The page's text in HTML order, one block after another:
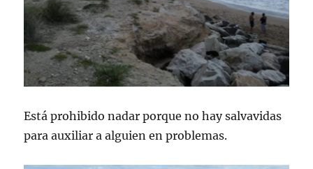
Está prohibido nadar porque no hay salvavidas
para auxiliar a alguien en problemas.